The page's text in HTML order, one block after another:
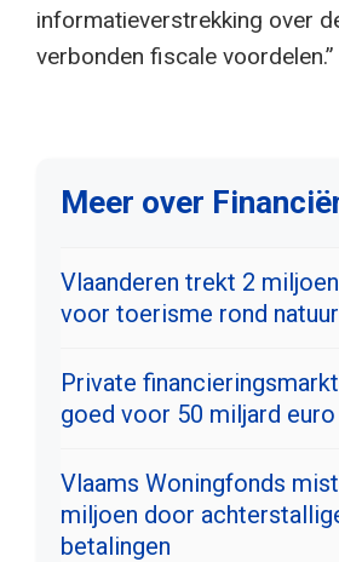
informatieverstrekking over
verbonden fiscale voordelen.”
Meer over
Vlaanderen trekt 2
voor toerisme rond
Private
goed voor 50 miljard euro
Vlaams Woningfonds
miljoen door
betalingen